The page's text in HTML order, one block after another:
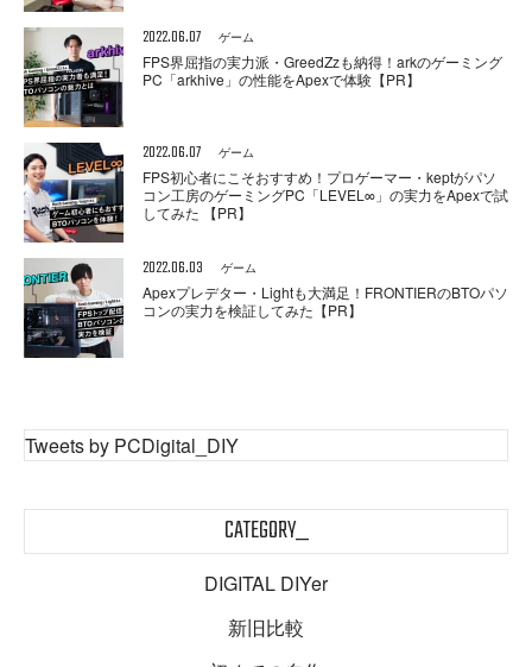
2022.06.07 ゲーム
FPS界屈指の実力派・GreedZzも納得！arkのゲーミング
PC「arkhive」の性能をApexで体験【PR】
2022.06.07 ゲーム
FPS初心者にこそおすすめ！プロゲーマー・keptがパソ
コン工房のゲーミングPC「LEVEL∞」の実力をApexで試
してみた 【PR】
2022.06.03 ゲーム
Apexプレデター・Lightも大満足！FRONTIERのBTOパソ
コンの実力を検証してみた【PR】
Tweets by PCDigital_DIY
CATEGORY_
DIGITAL DIYer
新旧比較